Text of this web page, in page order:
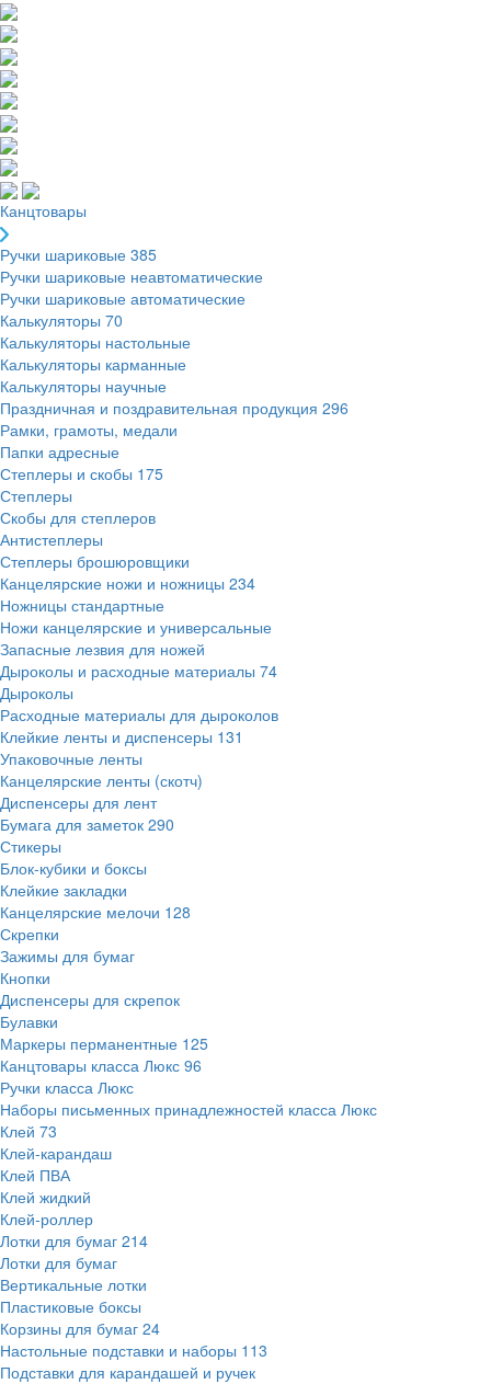
Канцтовары
Ручки шариковые 385
Ручки шариковые неавтоматические
Ручки шариковые автоматические
Калькуляторы 70
Калькуляторы настольные
Калькуляторы карманные
Калькуляторы научные
Праздничная и поздравительная продукция 296
Рамки, грамоты, медали
Папки адресные
Степлеры и скобы 175
Степлеры
Скобы для степлеров
Антистеплеры
Степлеры брошюровщики
Канцелярские ножи и ножницы 234
Ножницы стандартные
Ножи канцелярские и универсальные
Запасные лезвия для ножей
Дыроколы и расходные материалы 74
Дыроколы
Расходные материалы для дыроколов
Клейкие ленты и диспенсеры 131
Упаковочные ленты
Канцелярские ленты (скотч)
Диспенсеры для лент
Бумага для заметок 290
Стикеры
Блок-кубики и боксы
Клейкие закладки
Канцелярские мелочи 128
Скрепки
Зажимы для бумаг
Кнопки
Диспенсеры для скрепок
Булавки
Маркеры перманентные 125
Канцтовары класса Люкс 96
Ручки класса Люкс
Наборы письменных принадлежностей класса Люкс
Клей 73
Клей-карандаш
Клей ПВА
Клей жидкий
Клей-роллер
Лотки для бумаг 214
Лотки для бумаг
Вертикальные лотки
Пластиковые боксы
Корзины для бумаг 24
Настольные подставки и наборы 113
Подставки для карандашей и ручек